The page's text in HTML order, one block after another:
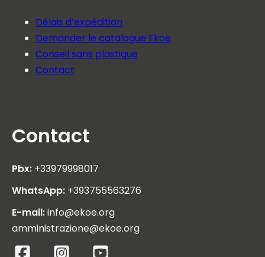
Délais d’expédition
Demander le catalogue Ekoe
Conseil sans plastique
Contact
Contact
Pbx: +33979998017
WhatsApp: +393755563276
E-mail:info@ekoe.org
amministrazione@ekoe.org